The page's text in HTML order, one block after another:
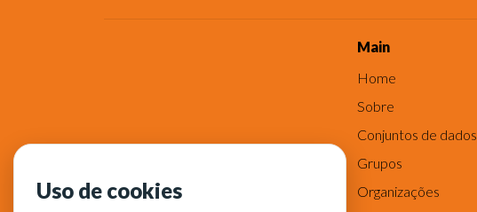
Main
Home
Sobre
Conjuntos de dados
Grupos
Organizações
Uso de cookies